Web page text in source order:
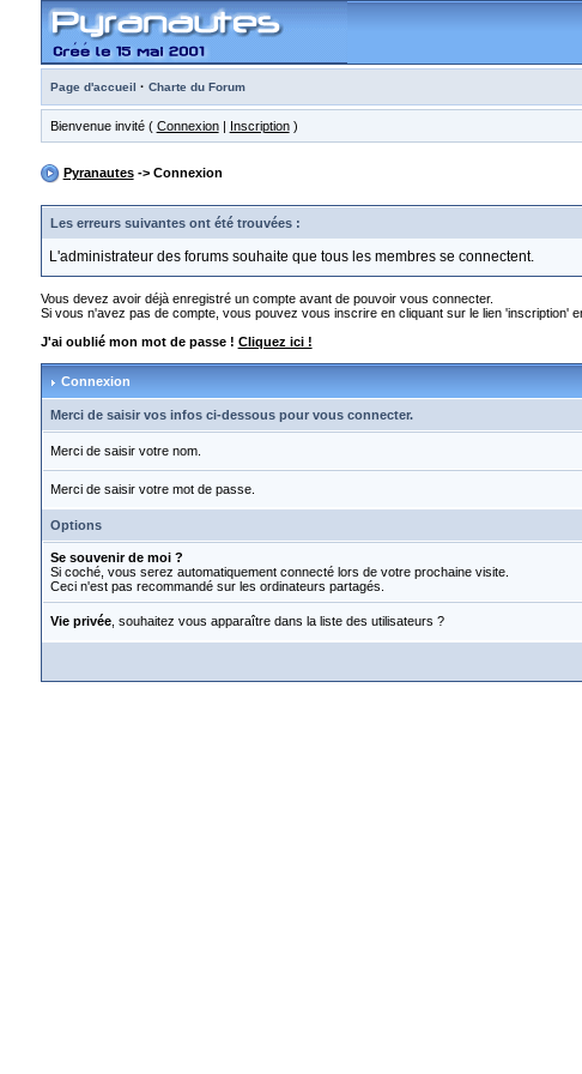
Page d'accueil · Charte du Forum
Bienvenue invité ( Connexion| Inscription)
Pyranautes-> Connexion
Les erreurs suivantes ont été trouvées :
L'administrateur des forums souhaite que tous les membres se connectent.
Vous devez avoir déjà enregistré un compte avant de pouvoir vous connecter.
Si vous n'avez pas de compte, vous pouvez vous inscrire en cliquant sur le lien 'inscription'
J'ai oublié mon mot de passe ! Cliquez ici !
Connexion
Merci de saisir vos infos ci-dessous pour vous connecter.
Merci de saisir votre nom.
Merci de saisir votre mot de passe.
Options
Se souvenir de moi ?
Si coché, vous serez automatiquement connecté lors de votre prochaine visite.
Ceci n'est pas recommandé sur les ordinateurs partagés.
Vie privée, souhaitez vous apparaître dans la liste des utilisateurs ?